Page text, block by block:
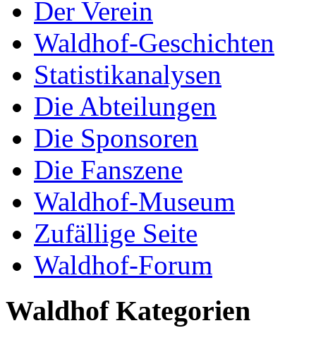
Der Verein
Waldhof-Geschichten
Statistikanalysen
Die Abteilungen
Die Sponsoren
Die Fanszene
Waldhof-Museum
Zufällige Seite
Waldhof-Forum
Waldhof Kategorien